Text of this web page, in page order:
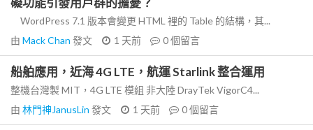
WordPress 7.1 版本會變更 HTML 裡的 Table 的結構，其...
由 Mack Chan 發文 1 天前 0個留言
船舶應用，近海 4G LTE，航運 Starlink 整合運用
整機台灣製 MIT，4G LTE 模組 非大陸 DrayTek VigorC4...
由 林門神JanusLin 發文 1 天前 0個留言